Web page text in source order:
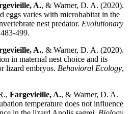
A., & Warner, D. A. (2020).
eggs varies with microhabitat in the
nest predator. Evolutionary
499.
A., & Warner, D. A. (2020).
in maternal nest choice and its
lizard embryos. Behavioral Ecology,
Fargevieille, A., & Warner, D. A.
temperature does not influence